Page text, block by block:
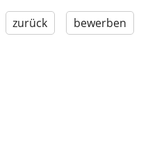
zurück bewerben